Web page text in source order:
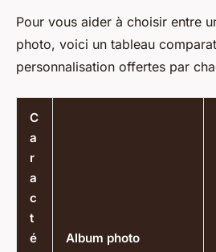
Pour vous aider à choisir entre
photo, voici un tableau
personnalisation offertes par
C
a
r
a
c
t
é
Album photo